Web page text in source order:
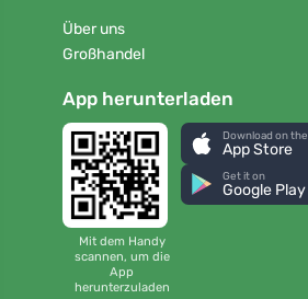
Über uns
Großhandel
App herunterladen
Mit dem Handy
scannen, um die
App
herunterzuladen
Download on the
App Store
Get it on
Google Play